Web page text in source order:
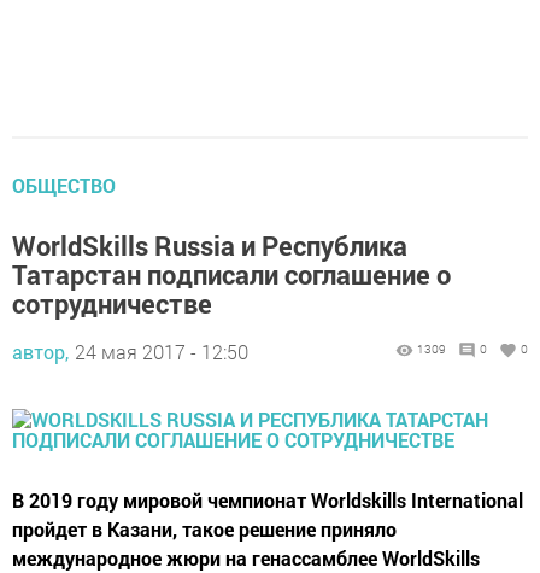
ОБЩЕСТВО
WorldSkills Russia и Республика
Татарстан подписали соглашение о
сотрудничестве
автор, 24 мая 2017 - 12:50 1309 0 0
В 2019 году мировой чемпионат Worldskills International
пройдет в Казани, такое решение приняло
международное жюри на генассамблее WorldSkills